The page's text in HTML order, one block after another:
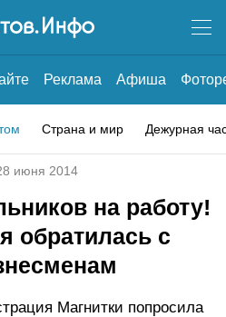
Реклама Афиша
Страна и мир Дежурная
июня 2014
на работу!
обратилась с
Магнитки попросила